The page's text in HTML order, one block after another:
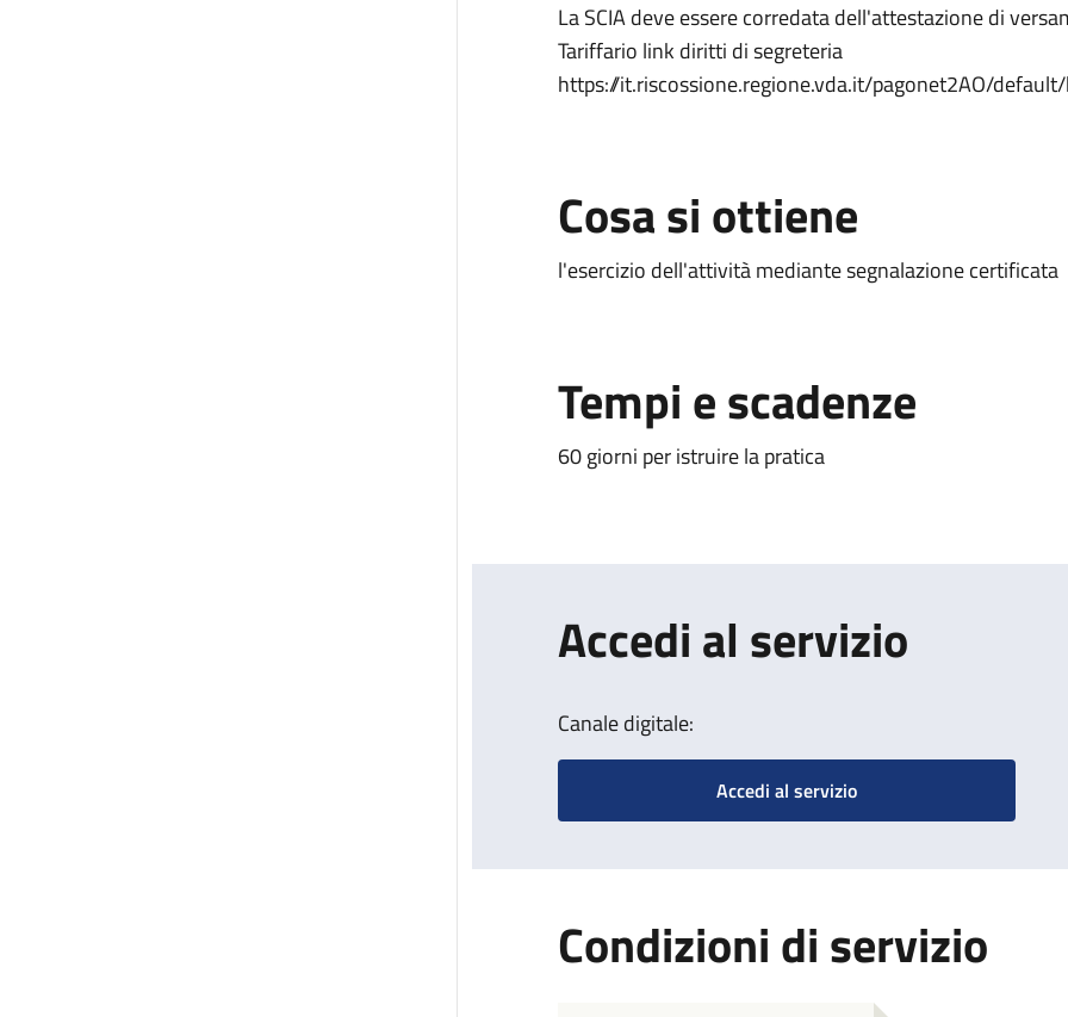
La SCIA deve essere corredata dell'attestazione di
Tariffario link diritti di segreteria
https://it.riscossione.regione.vda.it/pagonet2AO/
Cosa si ottiene
l'esercizio dell'attività mediante segnalazione certificata
Tempi e scadenze
60 giorni per istruire la pratica
Accedi al servizio
Canale digitale:
Accedi al servizio
Condizioni di servizio